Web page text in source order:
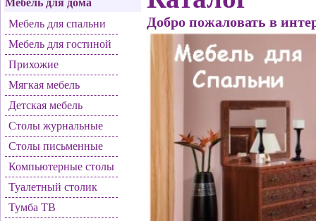
Мебель для дома
Мебель для спальни
Мебель для гостиной
Прихожие
Мягкая мебель
Детская мебель
Столы журнальные
Столы письменные
Компьютерные столы
Туалетный столик
Тумба ТВ
Добро пожаловать в